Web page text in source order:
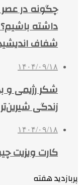
چگونه در
داشته باشیم؟
شفاف
۱۴۰۴/۰۹/۱۸
شکر رژیمی و
زندگی شیرین‌تر
۱۴۰۴/۰۹/۱۸
کارت ویزیت
پربازدید هفته